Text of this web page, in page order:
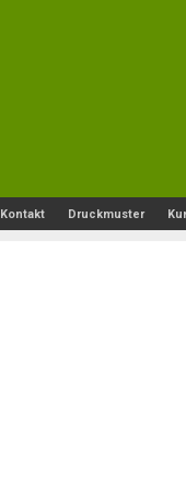
Kontakt Druckmuster